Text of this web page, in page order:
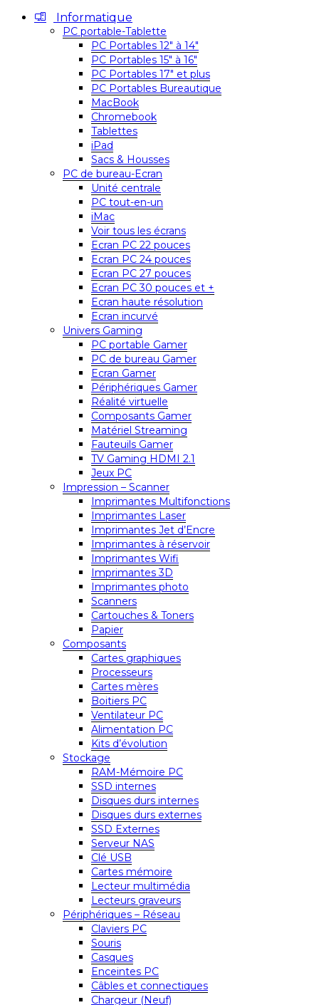
Informatique
PC portable-Tablette
PC Portables 12″ à 14″
PC Portables 15″ à 16″
PC Portables 17″ et plus
PC Portables Bureautique
MacBook
Chromebook
Tablettes
iPad
Sacs & Housses
PC de bureau-Ecran
Unité centrale
PC tout-en-un
iMac
Voir tous les écrans
Ecran PC 22 pouces
Ecran PC 24 pouces
Ecran PC 27 pouces
Ecran PC 30 pouces et +
Ecran haute résolution
Ecran incurvé
Univers Gaming
PC portable Gamer
PC de bureau Gamer
Ecran Gamer
Périphériques Gamer
Réalité virtuelle
Composants Gamer
Matériel Streaming
Fauteuils Gamer
TV Gaming HDMI 2.1
Jeux PC
Impression – Scanner
Imprimantes Multifonctions
Imprimantes Laser
Imprimantes Jet d’Encre
Imprimantes à réservoir
Imprimantes Wifi
Imprimantes 3D
Imprimantes photo
Scanners
Cartouches & Toners
Papier
Composants
Cartes graphiques
Processeurs
Cartes mères
Boitiers PC
Ventilateur PC
Alimentation PC
Kits d’évolution
Stockage
RAM-Mémoire PC
SSD internes
Disques durs internes
Disques durs externes
SSD Externes
Serveur NAS
Clé USB
Cartes mémoire
Lecteur multimédia
Lecteurs graveurs
Périphériques – Réseau
Claviers PC
Souris
Casques
Enceintes PC
Câbles et connectiques
Chargeur (Neuf)